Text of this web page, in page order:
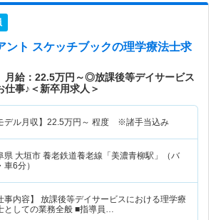
ント スケッチブックの理学療法士求
月給：22.5万円～◎放課後等デイサービス
仕事♪＜新卒用求人＞
デル月収】 22.5万円～ 程度 ※諸手当込み
県 大垣市 養老鉄道養老線「美濃青柳駅」（バ
車6分）
事内容】 放課後等デイサービスにおける理学療
としての業務全般 ■指導員…